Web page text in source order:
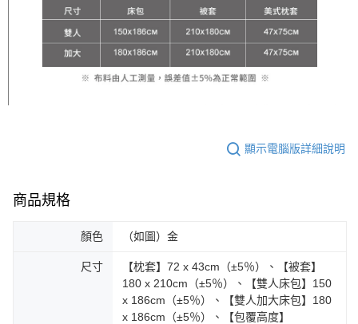
顯示電腦版詳細說明
商品規格
顏色 （如圖）金
尺寸
【枕套】72 x 43cm（±5％）、【被套】
180 x 210cm（±5％）、【雙人床包】150
x 186cm（±5％）、【雙人加大床包】180
x 186cm（±5％）、【包覆高度】